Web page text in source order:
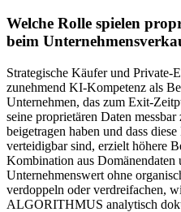
Welche Rolle spielen
beim
Strategische Käufer und Private-
zunehmend KI-Kompetenz als
Unternehmen, das zum Exit-
seine proprietären Daten
beigetragen haben und dass
verteidigbar sind, erzielt höhere
Kombination aus
Unternehmenswert ohne
verdoppeln oder verdreifachen,
ALGORITHMUS analytisch